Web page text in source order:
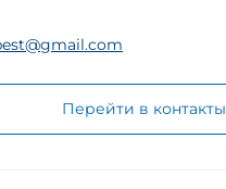
Перейти в контакты